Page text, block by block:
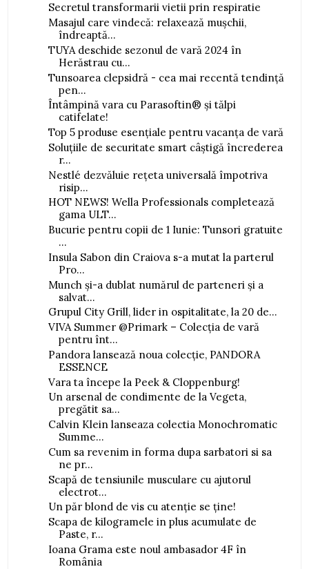
Secretul transformarii vietii prin respiratie
Masajul care vindecă: relaxează mușchii,
îndreaptă...
TUYA deschide sezonul de vară 2024 în
Herăstrau cu...
Tunsoarea clepsidră - cea mai recentă tendință
pen...
Întâmpină vara cu Parasoftin® și tălpi
catifelate!
Top 5 produse esențiale pentru vacanța de vară
Soluțiile de securitate smart câștigă încrederea
r...
Nestlé dezvăluie rețeta universală împotriva
risip...
HOT NEWS! Wella Professionals completează
gama ULT...
Bucurie pentru copii de 1 Iunie: Tunsori gratuite
...
Insula Sabon din Craiova s-a mutat la parterul
Pro...
Munch și-a dublat numărul de parteneri și a
salvat...
Grupul City Grill, lider in ospitalitate, la 20 de...
VIVA Summer @Primark – Colecția de vară
pentru înt...
Pandora lansează noua colecție, PANDORA
ESSENCE
Vara ta începe la Peek & Cloppenburg!
Un arsenal de condimente de la Vegeta,
pregătit sa...
Calvin Klein lanseaza colectia Monochromatic
Summe...
Cum sa revenim in forma dupa sarbatori si sa
ne pr...
Scapă de tensiunile musculare cu ajutorul
electrot...
Un păr blond de vis cu atenție se ține!
Scapa de kilogramele in plus acumulate de
Paste, r...
Ioana Grama este noul ambasador 4F în
România